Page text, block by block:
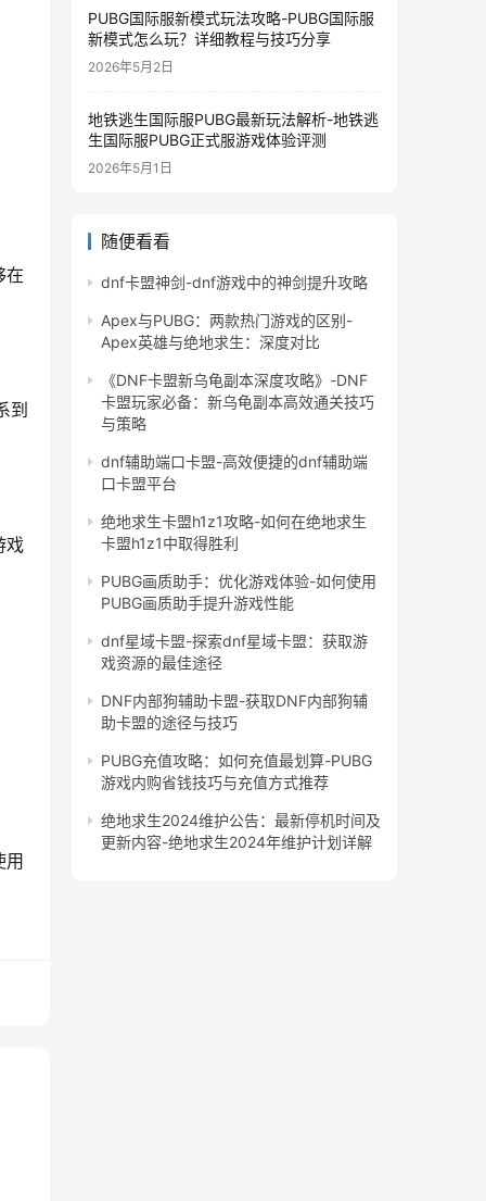
在
到
戏
PUBG国际服新模式玩法攻略-PUBG国际服
新模式怎么玩？详细教程与技巧分享
2026年5月2日
地铁逃生国际服PUBG最新玩法解析-地铁逃
生国际服PUBG正式服游戏体验评测
2026年5月1日
随便看看
dnf卡盟神剑-dnf游戏中的神剑提升攻略
Apex与PUBG：两款热门游戏的区别-
Apex英雄与绝地求生：深度对比
《DNF卡盟新乌龟副本深度攻略》-DNF
卡盟玩家必备：新乌龟副本高效通关技巧
与策略
dnf辅助端口卡盟-高效便捷的dnf辅助端
口卡盟平台
绝地求生卡盟h1z1攻略-如何在绝地求生
卡盟h1z1中取得胜利
PUBG画质助手：优化游戏体验-如何使用
PUBG画质助手提升游戏性能
dnf星域卡盟-探索dnf星域卡盟：获取游
戏资源的最佳途径
DNF内部狗辅助卡盟-获取DNF内部狗辅
助卡盟的途径与技巧
PUBG充值攻略：如何充值最划算-PUBG
游戏内购省钱技巧与充值方式推荐
绝地求生2024维护公告：最新停机时间及
更新内容-绝地求生2024年维护计划详解